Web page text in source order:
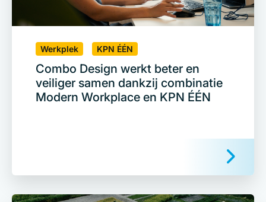
Werkplek KPN ÉÉN
Combo Design werkt beter en
veiliger samen dankzij combinatie
Modern Workplace en KPN ÉÉN